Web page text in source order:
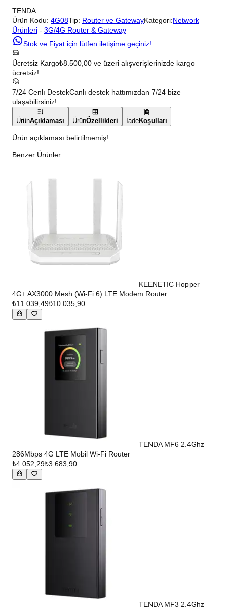
TENDA
Ürün Kodu: 4G08Tip: Router ve GatewayKategori:Network
Ürünleri - 3G/4G Router & Gateway
Stok ve Fiyat için lütfen iletişime geçiniz!
Ücretsiz Kargo₺8.500,00 ve üzeri alışverişlerinizde kargo
ücretsiz!
7/24 Cenlı DestekCanlı destek hattımızdan 7/24 bize
ulaşabilirsiniz!
ÜrünAçıklaması ÜrünÖzellikleri İadeKoşulları
Ürün açıklaması belirtilmemiş!
Benzer Ürünler
KEENETIC Hopper
4G+ AX3000 Mesh (Wi-Fi 6) LTE Modem Router
₺11.039,49₺10.035,90
TENDA MF6 2.4Ghz
286Mbps 4G LTE Mobil Wi-Fi Router
₺4.052,29₺3.683,90
TENDA MF3 2.4Ghz